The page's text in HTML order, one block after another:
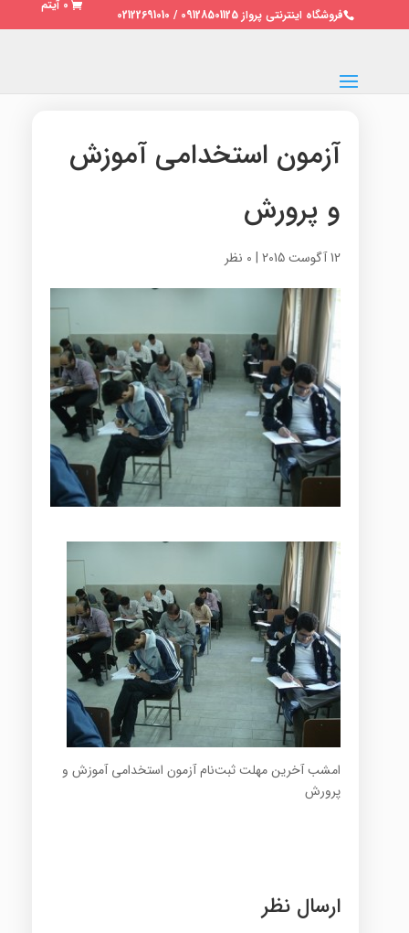
فروشگاه اینترنتی پرواز 09128501125 / 02122691010
0 آیتم
آزمون استخدامی آموزش
و پرورش
12 آگوست 2015 | 0 نظر
امشب آخرین مهلت ثبت‌نام آزمون استخدامی آموزش و
پرورش
ارسال نظر